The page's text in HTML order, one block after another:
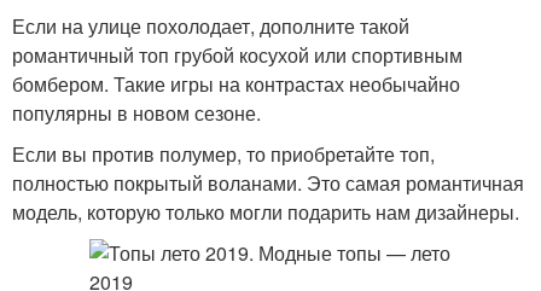
Если на улице похолодает, дополните такой
романтичный топ грубой косухой или спортивным
бомбером. Такие игры на контрастах необычайно
популярны в новом сезоне.
Если вы против полумер, то приобретайте топ,
полностью покрытый воланами. Это самая романтичная
модель, которую только могли подарить нам дизайнеры.